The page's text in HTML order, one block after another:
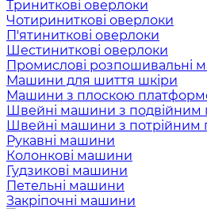
Триниткові оверлоки
Чотириниткові оверлоки
П'ятиниткові оверлоки
Шестиниткові оверлоки
Промислові розпошивальні
Машини для шиття шкіри
Машини з плоскою
Швейні машини з подвійним
Швейні машини з потрійним
Рукавні машини
Колонкові машини
Гудзикові машини
Петельні машини
Закріпочні машини